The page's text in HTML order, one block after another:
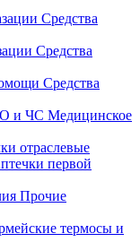
Средства
Средства
Средства
Медицинское
отраслевые
первой
Прочие
термосы и